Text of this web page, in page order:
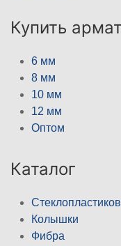
Купить
6 мм
8 мм
10 мм
12 мм
Оптом
Каталог
Колышки
Фибра